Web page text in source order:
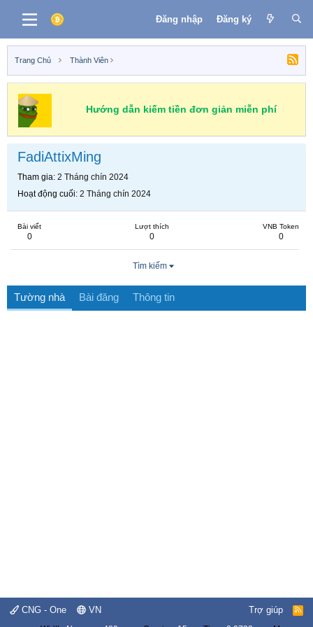
Đăng nhập Đăng ký
Trang Chủ Thành Viên
Hướng dẫn kiếm tiền đơn giản miễn phí
FadiAttixMing
Tham gia 2 Tháng chín 2024
Hoạt động cuối 2 Tháng chín 2024
Bài viết
0
Lượt thích
0
VNB Token
0
Tìm kiếm
Tường nhà Bài đăng Thông tin
CNG - One VN Trợ giúp
R